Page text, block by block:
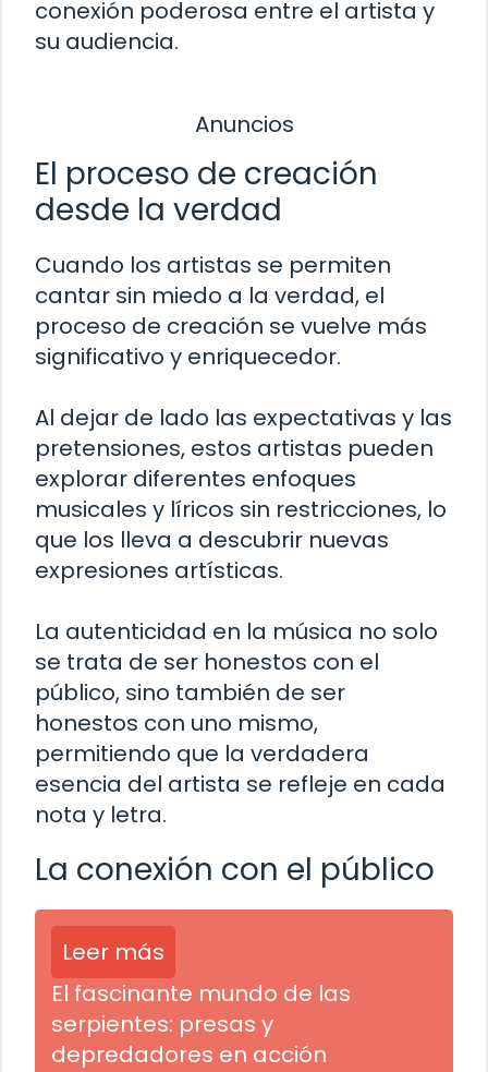
conexión poderosa entre el artista y
su audiencia.
Anuncios
El proceso de creación
desde la verdad
Cuando los artistas se permiten
cantar sin miedo a la verdad, el
proceso de creación se vuelve más
significativo y enriquecedor.
Al dejar de lado las expectativas y las
pretensiones, estos artistas pueden
explorar diferentes enfoques
musicales y líricos sin restricciones, lo
que los lleva a descubrir nuevas
expresiones artísticas.
La autenticidad en la música no solo
se trata de ser honestos con el
público, sino también de ser
honestos con uno mismo,
permitiendo que la verdadera
esencia del artista se refleje en cada
nota y letra.
La conexión con el público
Leer más
El fascinante mundo de las
serpientes: presas y
depredadores en acción